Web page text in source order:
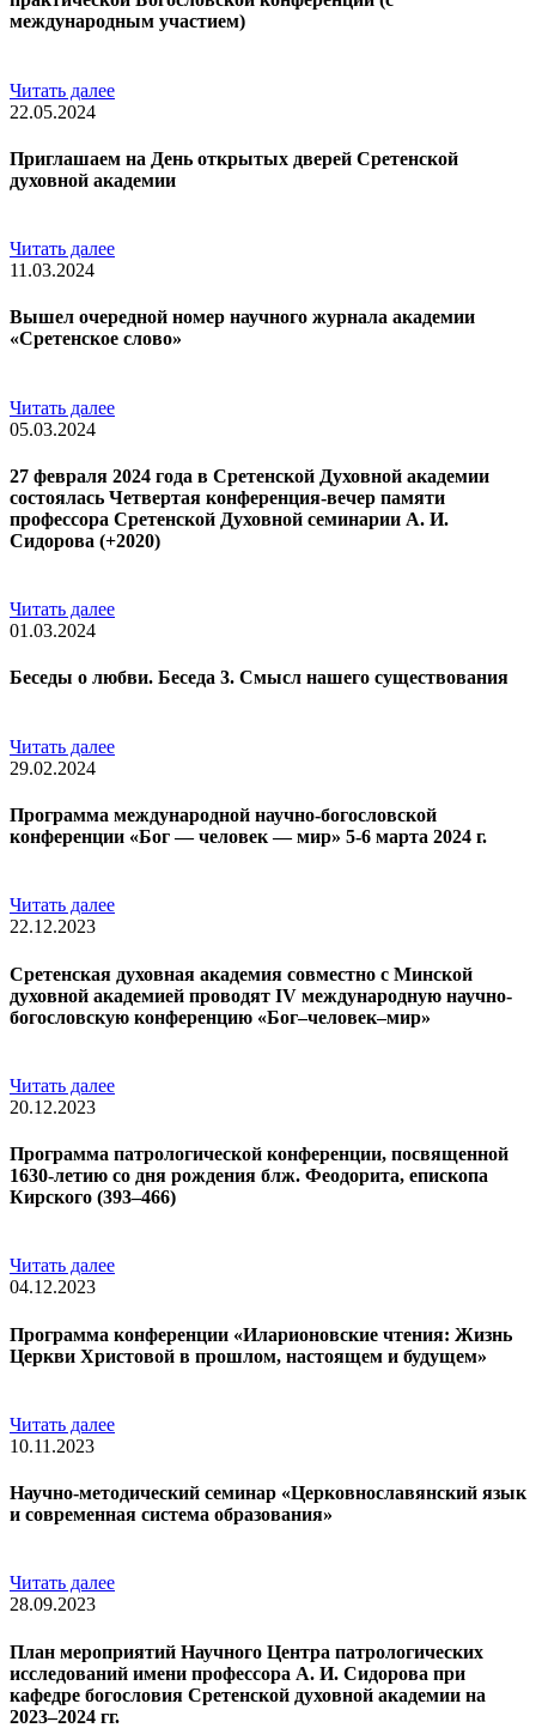
международным участием)
Читать далее
22.05.2024
Приглашаем на День открытых дверей Сретенской
духовной академии
Читать далее
11.03.2024
Вышел очередной номер научного журнала академии
«Сретенское слово»
Читать далее
05.03.2024
27 февраля 2024 года в Сретенской Духовной академии
состоялась Четвертая конференция-вечер памяти
профессора Сретенской Духовной семинарии А. И.
Сидорова (+2020)
Читать далее
01.03.2024
Беседы о любви. Беседа 3. Смысл нашего существования
Читать далее
29.02.2024
Программа международной научно-богословской
конференции «Бог — человек — мир» 5-6 марта 2024 г.
Читать далее
22.12.2023
Сретенская духовная академия совместно с Минской
духовной академией проводят IV международную научно-
богословскую конференцию «Бог–человек–мир»
Читать далее
20.12.2023
Программа патрологической конференции, посвященной
1630-летию со дня рождения блж. Феодорита, епископа
Кирского (393–466)
Читать далее
04.12.2023
Программа конференции «Иларионовские чтения: Жизнь
Церкви Христовой в прошлом, настоящем и будущем»
Читать далее
10.11.2023
Научно-методический семинар «Церковнославянский язык
и современная система образования»
Читать далее
28.09.2023
План мероприятий Научного Центра патрологических
исследований имени профессора А. И. Сидорова при
кафедре богословия Сретенской духовной академии на
2023–2024 гг.